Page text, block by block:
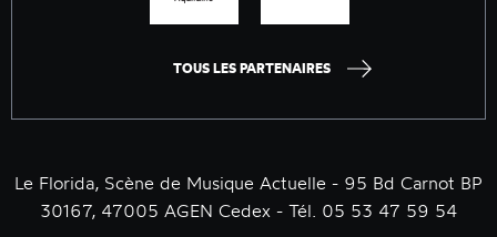
TOUS LES PARTENAIRES
Le Florida, Scène de Musique Actuelle - 95 Bd Carnot BP
30167, 47005 AGEN Cedex - Tél. 05 53 47 59 54